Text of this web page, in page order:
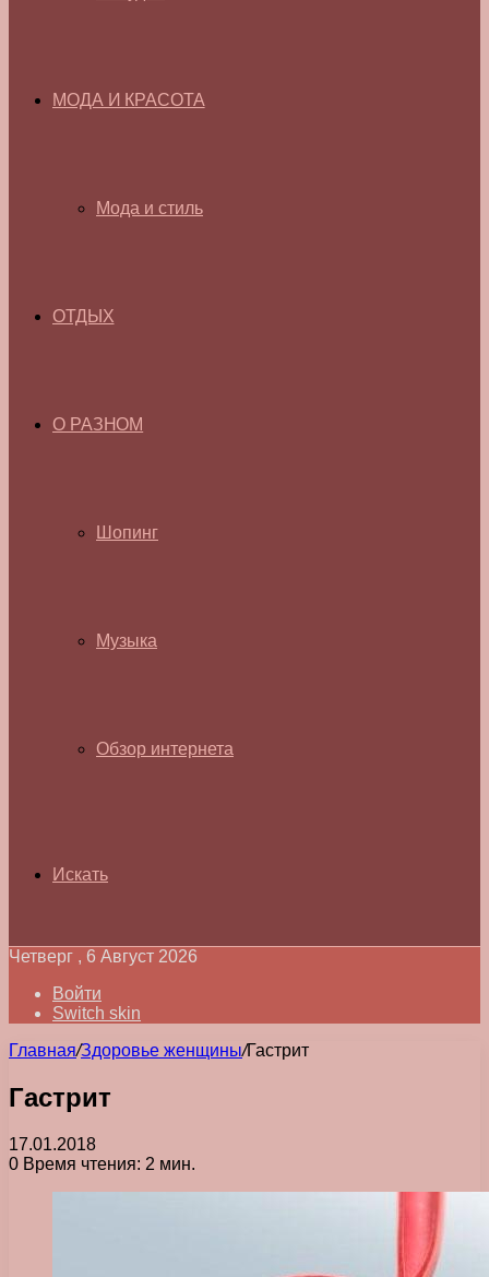
МОДА И КРАСОТА
Мода и стиль
ОТДЫХ
О РАЗНОМ
Шопинг
Музыка
Обзор интернета
Искать
Четверг , 6 Август 2026
Войти
Switch skin
Главная/Здоровье женщины/Гастрит
Гастрит
17.01.2018
0 Время чтения: 2 мин.